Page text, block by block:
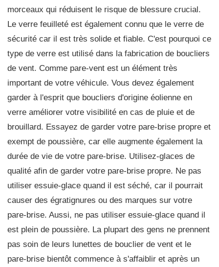
morceaux qui réduisent le risque de blessure crucial.
Le verre feuilleté est également connu que le verre de
sécurité car il est très solide et fiable. C'est pourquoi ce
type de verre est utilisé dans la fabrication de boucliers
de vent. Comme pare-vent est un élément très
important de votre véhicule. Vous devez également
garder à l'esprit que boucliers d'origine éolienne en
verre améliorer votre visibilité en cas de pluie et de
brouillard. Essayez de garder votre pare-brise propre et
exempt de poussière, car elle augmente également la
durée de vie de votre pare-brise. Utilisez-glaces de
qualité afin de garder votre pare-brise propre. Ne pas
utiliser essuie-glace quand il est séché, car il pourrait
causer des égratignures ou des marques sur votre
pare-brise. Aussi, ne pas utiliser essuie-glace quand il
est plein de poussière. La plupart des gens ne prennent
pas soin de leurs lunettes de bouclier de vent et le
pare-brise bientôt commence à s'affaiblir et après un